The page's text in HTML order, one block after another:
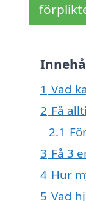
1 Vad
2 Få
2.1
3 Få 3
4 Hur
5 Vad